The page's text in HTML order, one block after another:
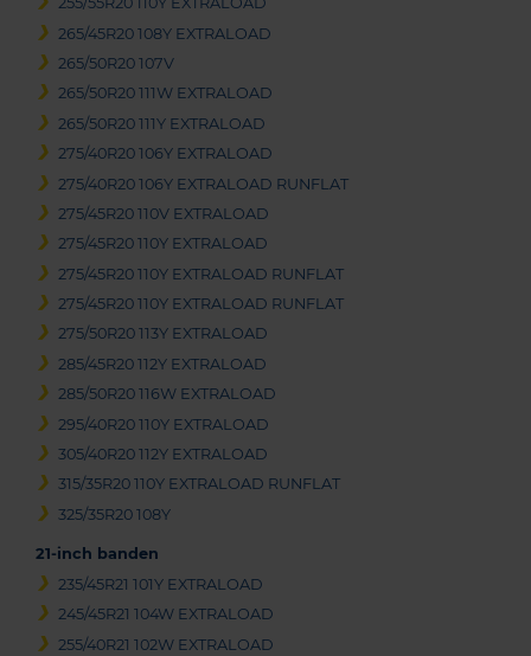
265/45R20 108Y EXTRALOAD
265/50R20 107V
265/50R20 111W EXTRALOAD
265/50R20 111Y EXTRALOAD
275/40R20 106Y EXTRALOAD
275/40R20 106Y EXTRALOAD RUNFLAT
275/45R20 110V EXTRALOAD
275/45R20 110Y EXTRALOAD
275/45R20 110Y EXTRALOAD RUNFLAT
275/45R20 110Y EXTRALOAD RUNFLAT
275/50R20 113Y EXTRALOAD
285/45R20 112Y EXTRALOAD
285/50R20 116W EXTRALOAD
295/40R20 110Y EXTRALOAD
305/40R20 112Y EXTRALOAD
315/35R20 110Y EXTRALOAD RUNFLAT
325/35R20 108Y
21-inch banden
235/45R21 101Y EXTRALOAD
245/45R21 104W EXTRALOAD
255/40R21 102W EXTRALOAD